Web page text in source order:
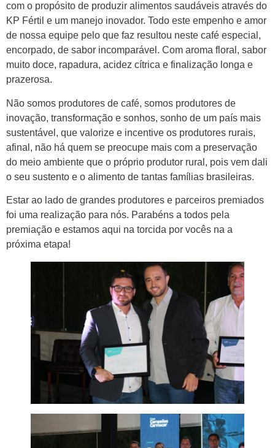
com o propósito de produzir alimentos saudáveis através do
KP Fértil e um manejo inovador. Todo este empenho e amor
de nossa equipe pelo que faz resultou neste café especial,
encorpado, de sabor incomparável. Com aroma floral, sabor
muito doce, rapadura, acidez cítrica e finalização longa e
prazerosa.
Não somos produtores de café, somos produtores de
inovação, transformação e sonhos, sonho de um país mais
sustentável, que valorize e incentive os produtores rurais,
afinal, não há quem se preocupe mais com a preservação
do meio ambiente que o próprio produtor rural, pois vem dali
o seu sustento e o alimento de tantas famílias brasileiras.
Estar ao lado de grandes produtores e parceiros premiados
foi uma realização para nós. Parabéns a todos pela
premiação e estamos aqui na torcida por vocês na a
próxima etapa!